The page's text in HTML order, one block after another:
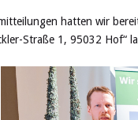
hatten wir
Straße 1, 95032 Hof“